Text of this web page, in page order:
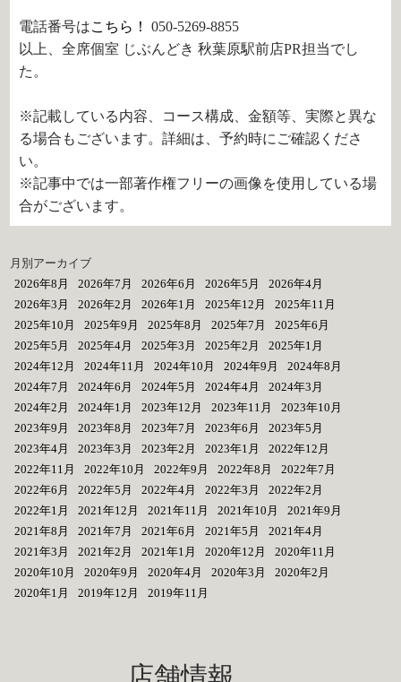
電話番号はこちら！
050-5269-8855
以上、全席個室 じぶんどき 秋葉原駅前店PR担当でし
た。
※記載している内容、コース構成、金額等、実際と異な
る場合もございます。詳細は、予約時にご確認くださ
い。
※記事中では一部著作権フリーの画像を使用している場
合がございます。
月別アーカイブ
2026年8月
2026年7月 2026年6月 2026年5月
2026年4月
2026年3月
2026年2月 2026年1月 2025年12月
2025年11月
2025年10月
2025年9月 2025年8月 2025年7月
2025年6月
2025年5月
2025年4月 2025年3月 2025年2月
2025年1月
2024年12月
2024年11月 2024年10月 2024年9月
2024年8月
2024年7月
2024年6月 2024年5月 2024年4月
2024年3月
2024年2月
2024年1月 2023年12月 2023年11月
2023年10月
2023年9月
2023年8月 2023年7月 2023年6月
2023年5月
2023年4月
2023年3月 2023年2月 2023年1月
2022年12月
2022年11月
2022年10月 2022年9月 2022年8月
2022年7月
2022年6月
2022年5月 2022年4月 2022年3月
2022年2月
2022年1月
2021年12月 2021年11月 2021年10月
2021年9月
2021年8月
2021年7月 2021年6月 2021年5月
2021年4月
2021年3月
2021年2月 2021年1月 2020年12月
2020年11月
2020年10月
2020年9月 2020年4月 2020年3月
2020年2月
2020年1月
2019年12月 2019年11月
店舗情報